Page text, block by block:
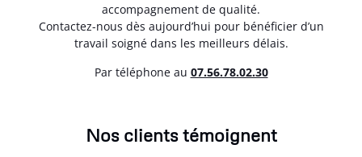
accompagnement de qualité.
Contactez-nous dès aujourd’hui pour bénéficier d’un
travail soigné dans les meilleurs délais.
Par téléphone au 07.56.78.02.30
Nos clients témoignent